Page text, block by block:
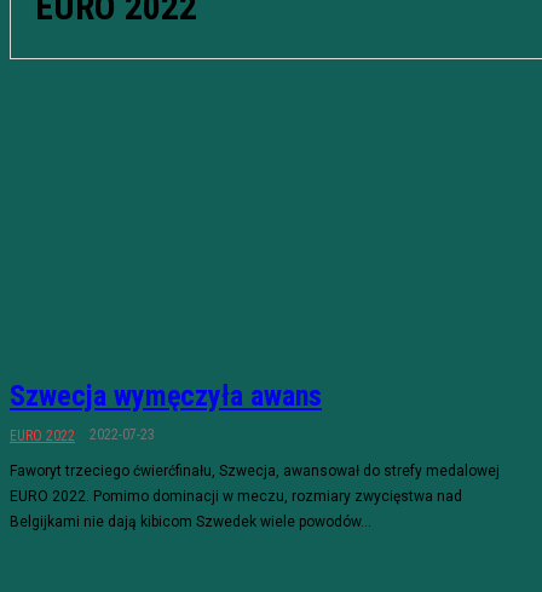
Szwecja wymęczyła awans
EURO 2022 2022-07-23
Faworyt trzeciego ćwierćfinału, Szwecja, awansował do strefy medalowej
EURO 2022. Pomimo dominacji w meczu, rozmiary zwycięstwa nad
Belgijkami nie dają kibicom Szwedek wiele powodów...